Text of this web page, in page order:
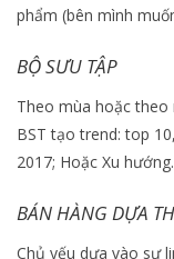
phẩm (bên mình
BỘ SƯU TẬP
Theo mùa hoặc
BST tạo trend: top
2017; Hoặc Xu
BÁN HÀNG DỰA
Chủ yếu dựa vào sự